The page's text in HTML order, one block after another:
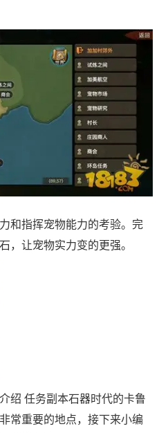
指挥宠物能力的考验。完
，让宠物实力变的更强。
任务副本石器时代的卡鲁
常重要的地点，接下来小编